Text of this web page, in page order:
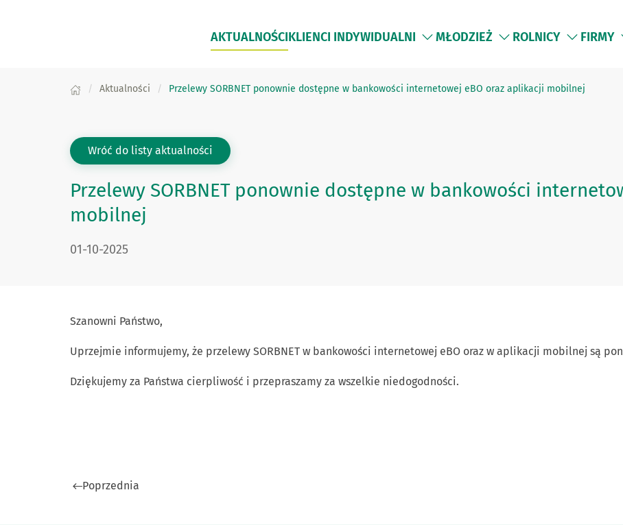
AKTUALNOŚCIKLIENCI INDYWIDUALNI MŁODZIEŻ ROLNICY FIRMY
Aktualności Przelewy SORBNET ponownie dostępne w bankowości internetowej eBO oraz aplikacji mobilnej
Wróć do listy aktualności
Przelewy SORBNET ponownie dostępne w bankowości
mobilnej
DATA PUBLIKACJI:
01-10-2025
Szanowni Państwo,
Uprzejmie informujemy, że przelewy SORBNET w bankowości internetowej eBO oraz w aplikacji mobilnej są
Dziękujemy za Państwa cierpliwość i przepraszamy za wszelkie niedogodności.
Poprzednia